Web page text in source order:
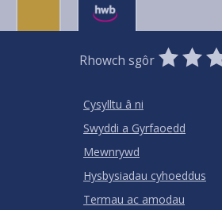
Rhowch sgôr
0
Stars
1
Star
2
Stars
3
Cysylltu â ni
Swyddi a Gyrfaoedd
Mewnrywd
Hysbysiadau cyhoeddus
Termau ac amodau